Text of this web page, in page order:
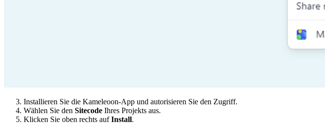
Installieren Sie die Kameleoon-App und autorisieren Sie den Zugriff.
Wählen Sie den Sitecode Ihres Projekts aus.
Klicken Sie oben rechts aufInstall.